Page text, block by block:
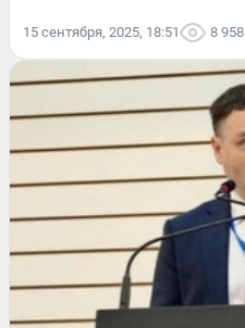
15 сентября, 2025, 18:51 8 958